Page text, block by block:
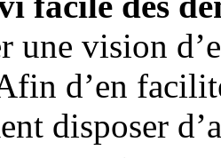
une vision
d’en
disposer